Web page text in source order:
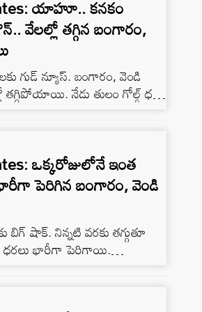
యాహూ.. కనకం
వేలల్లో తగ్గిన బంగారం,
గుడ్ న్యూస్. బంగారం, వెండి
తగ్గిపోయాయి. నేడు తులం గోల్డ్ ధర
కిలో సిల్వర్ ధర రూ. 2000
గ్రాము) రూ.10,003, 22 క్యారెట్ల
గ్రాము) రూ.9,170 వద్ద ట్రేడ్
బులియన్ మార్కెట్ లో 22
బంగారం ధర రూ. 400
ఒక్కరోజులోనే ఇంత
పెరిగిన బంగారం, వెండి
బిగ్ షాక్. నిన్నటి వరకు తగ్గుతూ
ధరలు భారీగా పెరిగాయి.
రూ. 1000 పెరిగింది. హైదరాబాద్